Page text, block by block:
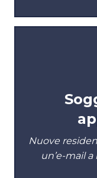
Nuove
un’e-mail